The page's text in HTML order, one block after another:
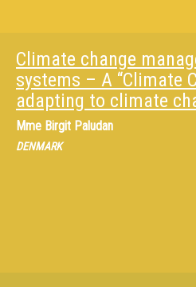
Climate change
systems – A “Climate
adapting to climate
Mme Birgit Paludan
DENMARK